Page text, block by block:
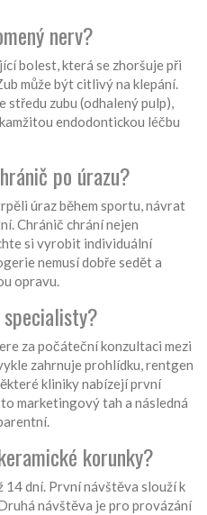
nerv?
bolest, která se zhoršuje při
může být citlivý na klepání.
středu zubu (odhalený pulp),
endodontickou léčbu
po úrazu?
úraz během sportu, návrat
Chránič chrání nejen
si vyrobit individuální
nemusí dobře sedět a
opravu.
za počáteční konzultaci mezi
zahrnuje prohlídku, rentgen
kliniky nabízejí první
marketingový tah a následná
korunky?
14 dní. První návštěva slouží k
návštěva je pro provázání